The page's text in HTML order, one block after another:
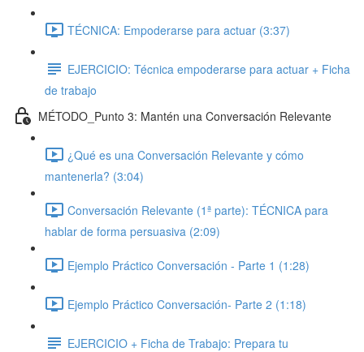
TÉCNICA: Empoderarse para actuar (3:37)
EJERCICIO: Técnica empoderarse para actuar + Ficha
de trabajo
MÉTODO_Punto 3: Mantén una Conversación Relevante
¿Qué es una Conversación Relevante y cómo
mantenerla? (3:04)
Conversación Relevante (1ª parte): TÉCNICA para
hablar de forma persuasiva (2:09)
Ejemplo Práctico Conversación - Parte 1 (1:28)
Ejemplo Práctico Conversación- Parte 2 (1:18)
EJERCICIO + Ficha de Trabajo: Prepara tu